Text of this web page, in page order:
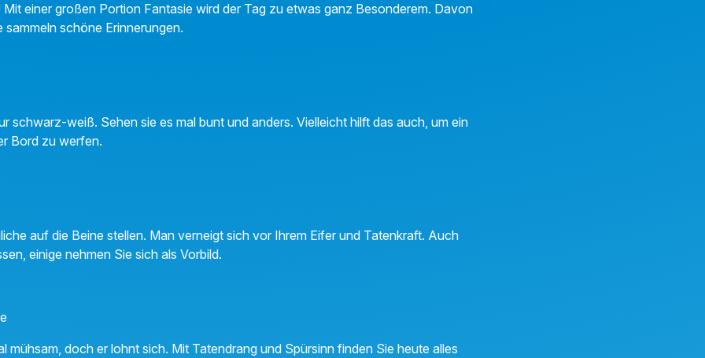
einer großen Portion Fantasie wird der Tag zu etwas ganz Besonderem. Davon
sammeln schöne Erinnerungen.
schwarz-weiß. Sehen sie es mal bunt und anders. Vielleicht hilft das auch, um ein
Bord zu werfen.
auf die Beine stellen. Man verneigt sich vor Ihrem Eifer und Tatenkraft. Auch
einige nehmen Sie sich als Vorbild.
mühsam, doch er lohnt sich. Mit Tatendrang und Spürsinn finden Sie heute alles